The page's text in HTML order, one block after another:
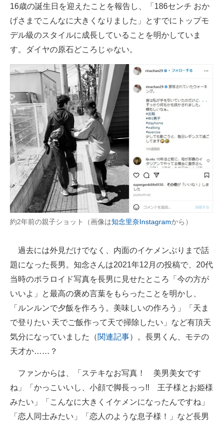
16歳の誕生日を迎えたことを報告し、「186センチ おか
げさまでこんなに大きくなりました」とすでにトップモ
デル級のスタイルに成長していることを明かしていま
す。ダイヤの原石どころじゃない。
約2年前の親子ショット（画像は知念里奈Instagramから）
過去には外見だけでなく、内面のイケメンぶりまで話
題になった長男。知念さんは2021年12月の投稿で、20代
当時のポラロイド写真を長男に見せたところ「今の方が
いいよ」と最高の褒め言葉をもらったことを明かし、
「ルンルンで夕飯を作ろう。美味しいの作ろう」「天ま
で登りたい 天でご飯作って天で掃除したい」など有頂天
気分になっていました（関連記事）。長男くん、モテの
天才か……？
ファンからは、「ステキなお写真！ 美男美女です
ね」「かっこいいし、小顔で脚長っっ!! 王子様とお姫様
みたい」「こんなに大きくイケメンになったんですね」
「恋人同士みたい」「恋人のような息子様！」など長男